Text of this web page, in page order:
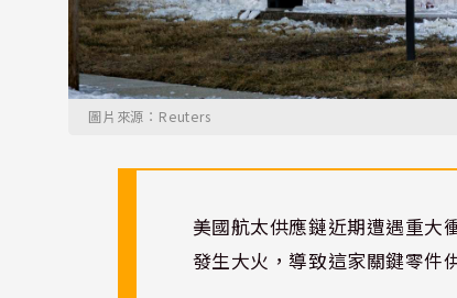
圖片來源：Reuters
美國航太供應鏈近期遭遇重大
發生大火，導致這家關鍵零件